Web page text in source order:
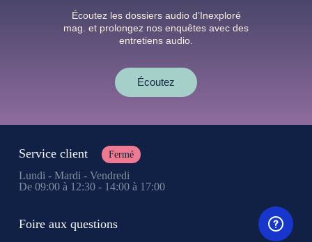
Écoutez les dossiers audio d’Inexploré
mag. et prolongez nos enquêtes avec des
entretiens audio.
Écoutez
Service client Fermé
Lundi - Mardi - Vendredi
De 09:00 à 12:30 - 14:00 à 17:00
Foire aux questions